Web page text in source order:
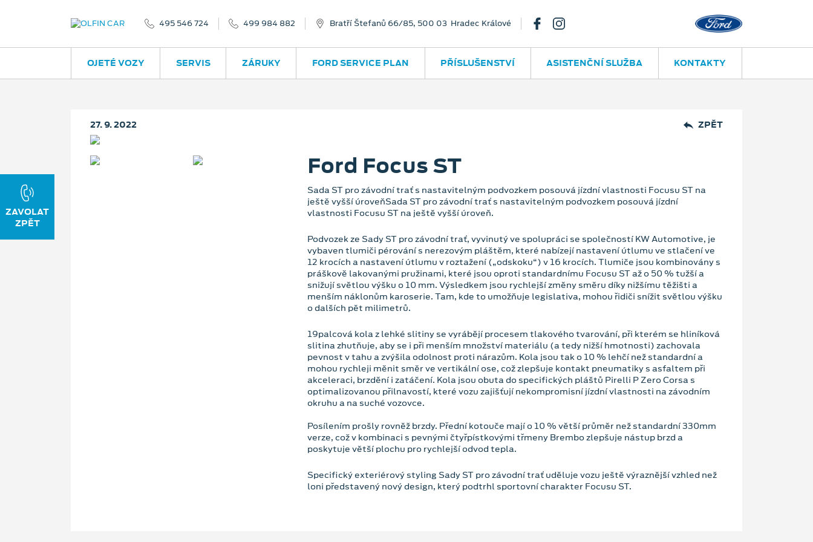
495 546 724 499 984 882 Bratří Štefanů 66/85, 500 03 Hradec Králové
OJETÉ VOZY SERVIS ZÁRUKY FORD SERVICE PLAN PŘÍSLUŠENSTVÍ ASISTENČNÍ SLUŽBA KONTAKTY
27. 9. 2022 ZPĚT
Ford Focus ST
Sada ST pro závodní trať s nastavitelným podvozkem posouvá jízdní vlastnosti Focusu ST na
ještě vyšší úroveňSada ST pro závodní trať s nastavitelným podvozkem posouvá jízdní
vlastnosti Focusu ST na ještě vyšší úroveň.
Podvozek ze Sady ST pro závodní trať, vyvinutý ve spolupráci se společností KW Automotive, je
vybaven tlumiči pérování s nerezovým pláštěm, které nabízejí nastavení útlumu ve stlačení ve
12 krocích a nastavení útlumu v roztažení („odskoku“) v 16 krocích. Tlumiče jsou kombinovány s
práškově lakovanými pružinami, které jsou oproti standardnímu Focusu ST až o 50 % tužší a
snižují světlou výšku o 10 mm. Výsledkem jsou rychlejší změny směru díky nižšímu těžišti a
menším náklonům karoserie. Tam, kde to umožňuje legislativa, mohou řidiči snížit světlou výšku
o dalších pět milimetrů.
19palcová kola z lehké slitiny se vyrábějí procesem tlakového tvarování, při kterém se hliníková
slitina zhutňuje, aby se i při menším množství materiálu (a tedy nižší hmotnosti) zachovala
pevnost v tahu a zvýšila odolnost proti nárazům. Kola jsou tak o 10 % lehčí než standardní a
mohou rychleji měnit směr ve vertikální ose, což zlepšuje kontakt pneumatiky s asfaltem při
akceleraci, brzdění i zatáčení. Kola jsou obuta do specifických pláštů Pirelli P Zero Corsa s
optimalizovanou přilnavostí, které vozu zajišťují nekompromisní jízdní vlastnosti na závodním
okruhu a na suché vozovce.
Posílením prošly rovněž brzdy. Přední kotouče mají o 10 % větší průměr než standardní 330mm
verze, což v kombinaci s pevnými čtyřpístkovými třmeny Brembo zlepšuje nástup brzd a
poskytuje větší plochu pro rychlejší odvod tepla.
Specifický exteriérový styling Sady ST pro závodní trať uděluje vozu ještě výraznější vzhled než
loni představený nový design, který podtrhl sportovní charakter Focusu ST.